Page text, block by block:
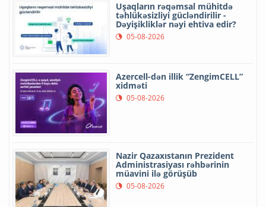
Uşaqların rəqəmsal mühitdə
təhlükəsizliyi gücləndirilir -
Dəyişikliklər nəyi ehtiva edir?
05-08-2026
Azercell-dən illik “ZengimCELL”
xidməti
05-08-2026
Nazir Qazaxıstanın Prezident
Administrasiyası rəhbərinin
müavini ilə görüşüb
05-08-2026